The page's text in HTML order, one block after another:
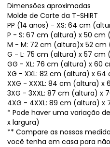
Dimensões aproximadas
Molde de Corte da T-SHIRT
PP (14 anos) - XS: 64 cm
P - S: 67 cm (altura) x 50 cm
M - M: 72 cm (altura)x 52 cm
G - L: 75 cm (altura) x 57 cm
GG - XL: 76 cm (altura) x 60
XG - XXL: 82 cm (altura) x
XXG - XXXL: 84 cm (altura) x
3XG - 3XXL: 87 cm (altura) x
4XG - 4XXL: 89 cm (altura) x
* Pode haver uma variação
x largura)
** Compare as nossas
você tenha em casa para